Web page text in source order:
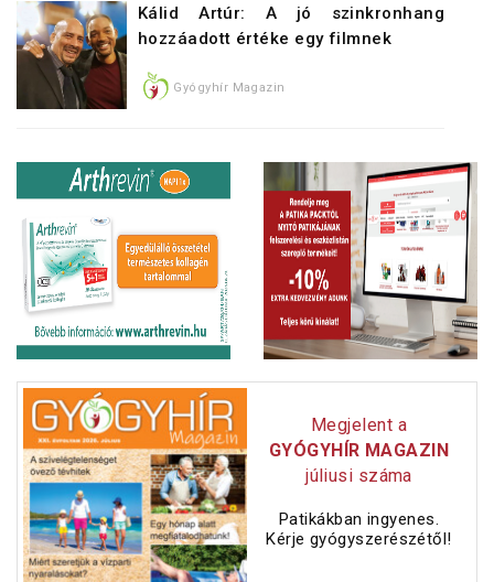
Kálid Artúr: A jó szinkronhang
hozzáadott értéke egy filmnek
Gyógyhír Magazin
Megjelent a
GYÓGYHÍR MAGAZIN
júliusi száma
Patikákban ingyenes.
Kérje gyógyszerészétől!